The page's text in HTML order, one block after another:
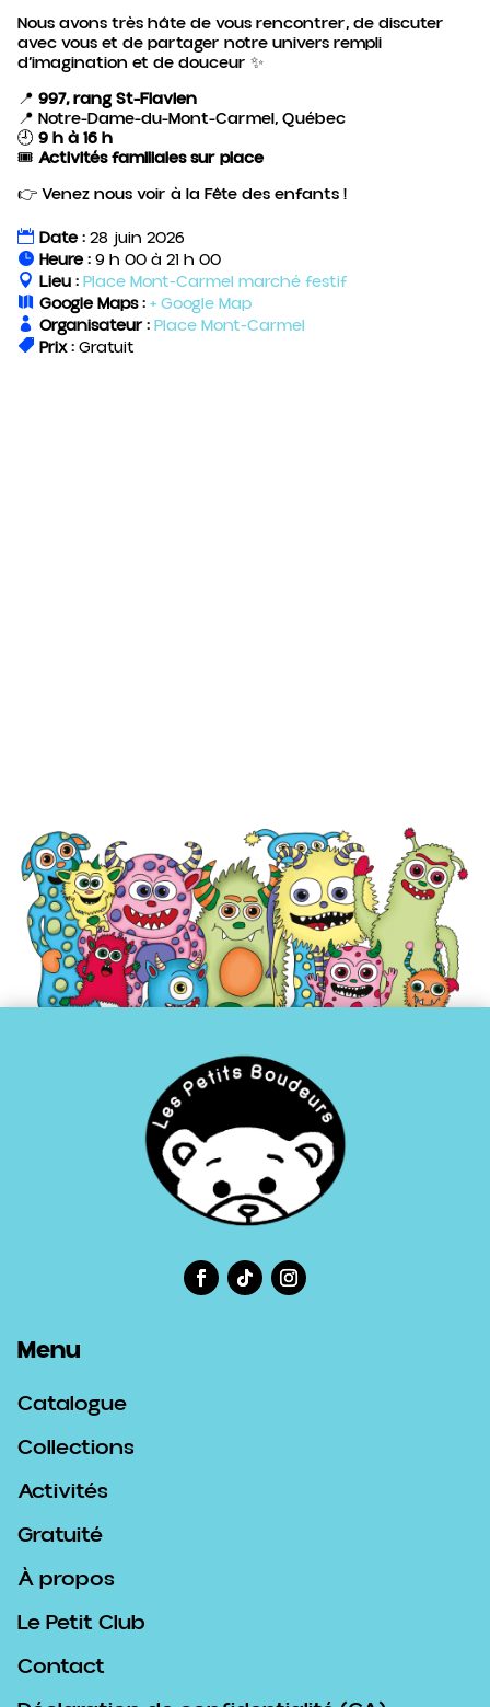
Nous avons très hâte de vous rencontrer, de discuter
avec vous et de partager notre univers rempli
d’imagination et de douceur ✨
📍 997, rang St-Flavien
📍 Notre-Dame-du-Mont-Carmel, Québec
🕘 9 h à 16 h
🎟️ Activités familiales sur place
👉 Venez nous voir à la Fête des enfants !
Date :28 juin 2026
Heure :9 h 00 à 21 h 00
Lieu :Place Mont-Carmel marché festif
Google Maps :+ Google Map
Organisateur :Place Mont-Carmel
Prix :Gratuit
Menu
Catalogue
Collections
Activités
Gratuité
À propos
Le Petit Club
Contact